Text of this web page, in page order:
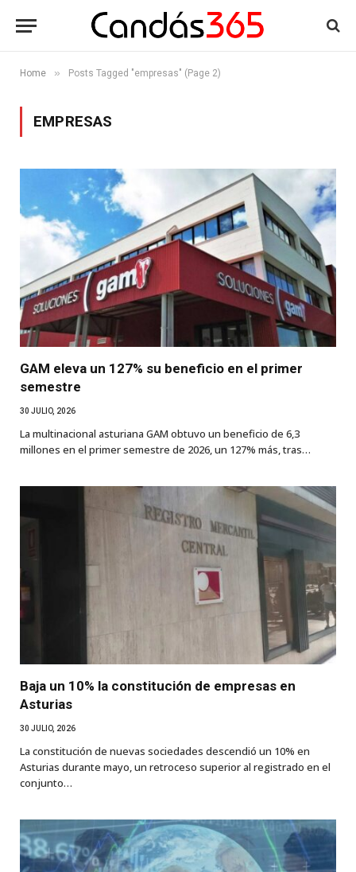
Home » Posts Tagged "empresas" (Page 2)
EMPRESAS
GAM eleva un 127% su beneficio en el primer
semestre
30 JULIO, 2026
La multinacional asturiana GAM obtuvo un beneficio de 6,3
millones en el primer semestre de 2026, un 127% más, tras…
Baja un 10% la constitución de empresas en
Asturias
30 JULIO, 2026
La constitución de nuevas sociedades descendió un 10% en
Asturias durante mayo, un retroceso superior al registrado en el
conjunto…